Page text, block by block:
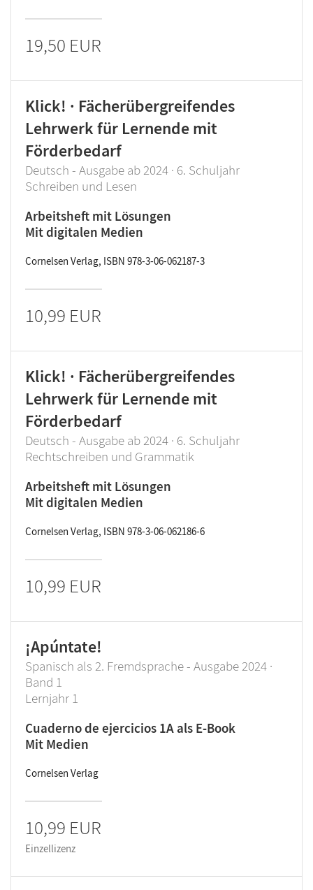
19,50 EUR
Klick! · Fächerübergreifendes
Lehrwerk für Lernende mit
Förderbedarf
Deutsch - Ausgabe ab 2024 · 6. Schuljahr
Schreiben und Lesen
Arbeitsheft mit Lösungen
Mit digitalen Medien
Cornelsen Verlag, ISBN 978-3-06-062187-3
10,99 EUR
Klick! · Fächerübergreifendes
Lehrwerk für Lernende mit
Förderbedarf
Deutsch - Ausgabe ab 2024 · 6. Schuljahr
Rechtschreiben und Grammatik
Arbeitsheft mit Lösungen
Mit digitalen Medien
Cornelsen Verlag, ISBN 978-3-06-062186-6
10,99 EUR
¡Apúntate!
Spanisch als 2. Fremdsprache - Ausgabe 2024 ·
Band 1
Lernjahr 1
Cuaderno de ejercicios 1A als E-Book
Mit Medien
Cornelsen Verlag
10,99 EUR
Einzellizenz